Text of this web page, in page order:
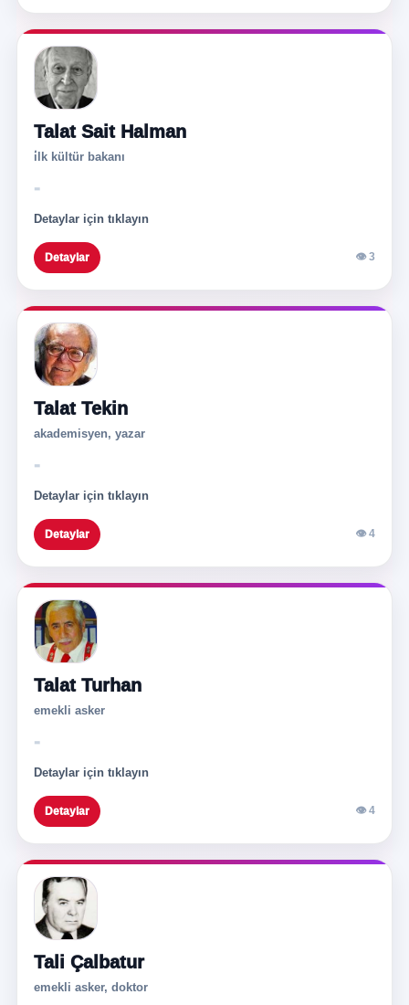
Talat Sait Halman
i̇lk kültür bakanı
-
Detaylar için tıklayın
Detaylar 👁 3
Talat Tekin
akademisyen, yazar
-
Detaylar için tıklayın
Detaylar 👁 4
Talat Turhan
emekli asker
-
Detaylar için tıklayın
Detaylar 👁 4
Tali Çalbatur
emekli asker, doktor